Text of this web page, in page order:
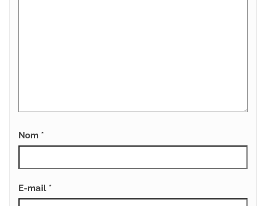
Nom *
E-mail *